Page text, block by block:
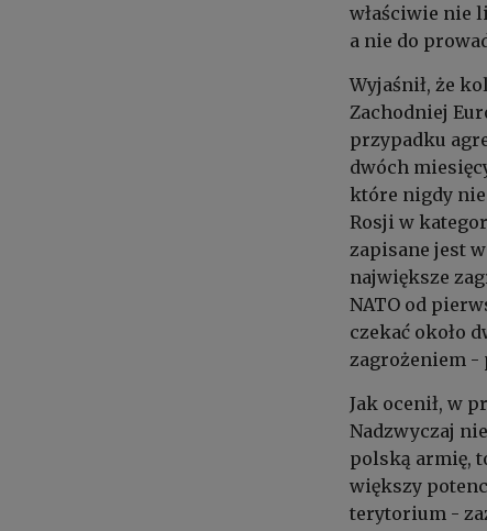
właściwie nie
a nie do
Wyjaśnił, że
Zachodniej
przypadku
dwóch
które nigdy nie
Rosji w
zapisane jest
największe
NATO od
czekać około
zagrożeniem -
Jak ocenił, w
Nadzwyczaj
polską armię,
większy
terytorium -